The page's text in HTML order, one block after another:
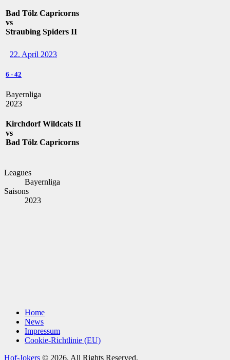
Bad Tölz Capricorns
vs
Straubing Spiders II
22. April 2023
6 - 42
Bayernliga
2023
Kirchdorf Wildcats II
vs
Bad Tölz Capricorns
Leagues
Bayernliga
Saisons
2023
Home
News
Impressum
Cookie-Richtlinie (EU)
Hof-Jokers © 2026. All Rights Reserved.